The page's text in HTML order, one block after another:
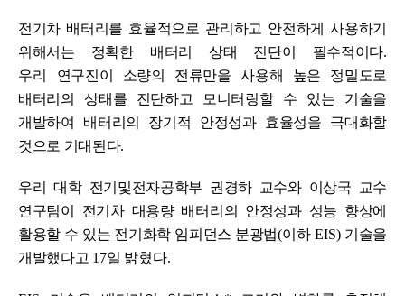
전기차 배터리를 효율적으로 관리하고 안전하게 사용하기
위해서는 정확한 배터리 상태 진단이 필수적이다.
우리 연구진이 소량의 전류만을 사용해 높은 정밀도로
배터리의 상태를 진단하고 모니터링할 수 있는 기술을
개발하여 배터리의 장기적 안정성과 효율성을 극대화할
것으로 기대된다.
우리 대학 전기및전자공학부 권경하 교수와 이상국 교수
연구팀이 전기차 대용량 배터리의 안정성과 성능 향상에
활용할 수 있는 전기화학 임피던스 분광법(이하 EIS) 기술을
개발했다고 17일 밝혔다.